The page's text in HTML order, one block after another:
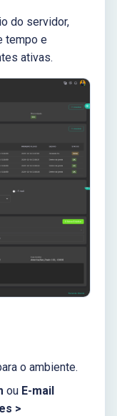
do servidor,
tempo e
ativas.
o ambiente.
ou E-mail
>